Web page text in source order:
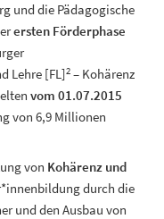
und die Pädagogische
ersten Förderphase
Lehre [FL]2 – Kohärenz
vom 01.07.2015
von 6,9 Millionen
von Kohärenz und
durch die
und den Ausbau von